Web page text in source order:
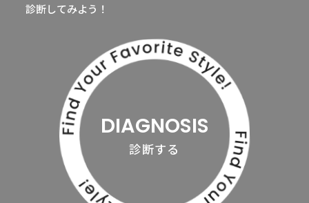
診断してみよう！
DIAGNOSIS
診断する